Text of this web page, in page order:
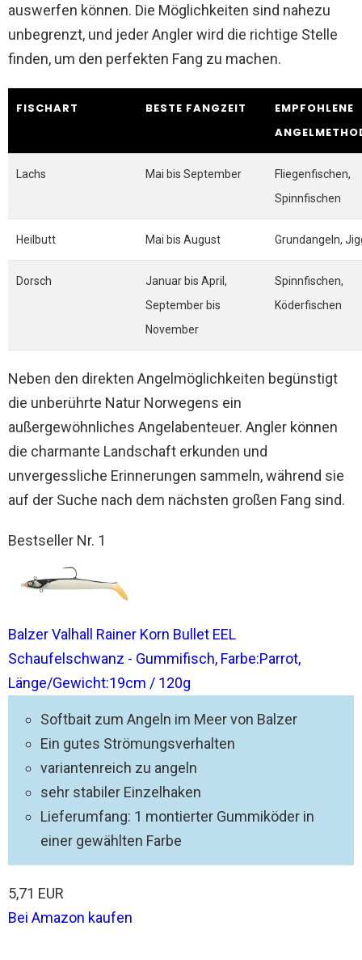
auswerfen können. Die Möglichkeiten sind nahezu
unbegrenzt, und jeder Angler wird die richtige Stelle
finden, um den perfekten Fang zu machen.
FISCHART BESTE FANGZEIT
EMPFOHLENE
Lachs Mai bis September
Fliegenfischen,
Spinnfischen
Heilbutt Mai bis August Grundangeln,
Dorsch
Januar bis April,
September bis
November
Spinnfischen,
Köderfischen
Neben den direkten Angelmöglichkeiten begünstigt
die unberührte Natur Norwegens ein
außergewöhnliches Angelabenteuer. Angler können
die charmante Landschaft erkunden und
unvergessliche Erinnerungen sammeln, während sie
auf der Suche nach dem nächsten großen Fang sind.
Bestseller Nr. 1
Balzer Valhall Rainer Korn Bullet EEL
Schaufelschwanz - Gummifisch, Farbe:Parrot,
Länge/Gewicht:19cm / 120g
Softbait zum Angeln im Meer von Balzer
Ein gutes Strömungsverhalten
variantenreich zu angeln
sehr stabiler Einzelhaken
Lieferumfang: 1 montierter Gummiköder in
einer gewählten Farbe
5,71 EUR
Bei Amazon kaufen